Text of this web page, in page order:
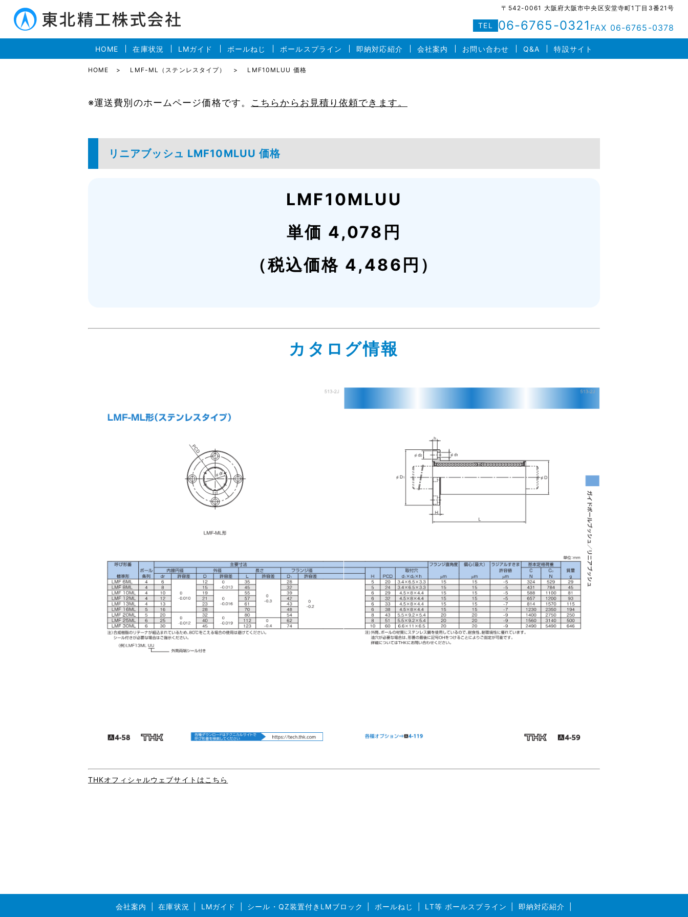
HOME 在庫状況 LMガイド ボールねじ ボールスプライン 即納対応紹介 会社案内 お問い合わせ Q&A 特設サイト
〒542-0061 大阪府大阪市中央区安堂寺町1丁目3番21号
TEL 06-6765-0321 FAX 06-6765-0378
HOME LMF-ML（ステンレスタイプ） LMF10MLUU 価格
※運送費別のホームページ価格です。 こちらからお見積り依頼できます。
リニアブッシュ LMF10MLUU 価格
LMF10MLUU
単価 4,078円
（税込価格 4,486円）
カタログ情報
THKオフィシャルウェブサイトはこちら
会社案内 在庫状況 LMガイド シール・QZ装置付きLMブロック ボールねじ LT等 ボールスプライン 即納対応紹介